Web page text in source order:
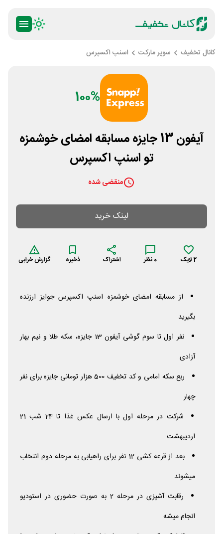
کانال تخفیف سوپر مارکت اسنپ اکسپرس
100%
آیفون 13 جایزه مسابقه امضای خوشمزه
تو اسنپ اکسپرس
منقضی شده
لینک خرید
2لایک 0 نظر اشتراک ذخیره گزارش خرابی
از مسابقه امضای خوشمزه اسنپ اکسپرس جوایز ارزنده
بگیرید
نفر اول تا سوم گوشی آیفون 13 جایزه، سکه طلا و نیم بهار
آزادی
ربع سکه امامی و کد تخفیف 500 هزار تومانی جایزه برای نفر
چهار
شرکت در مرحله اول با ارسال عکس غذا تا 24 شب 21
اردیبهشت
بعد از قرعه کشی 12 نفر برای راهیابی به مرحله دوم انتخاب
میشوند
رقابت آشپزی در مرحله 2 به صورت حضوری در استودیو
انجام میشه